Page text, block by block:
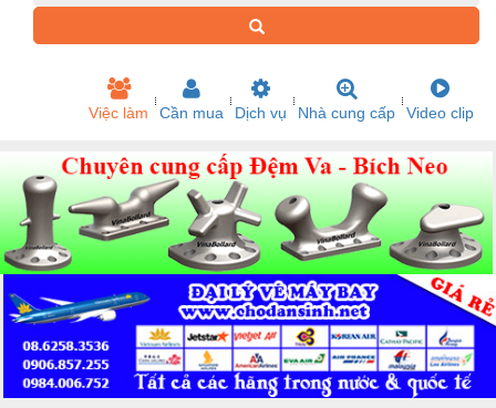
Việc làm Cần mua Dịch vụ Nhà cung cấp Video clip